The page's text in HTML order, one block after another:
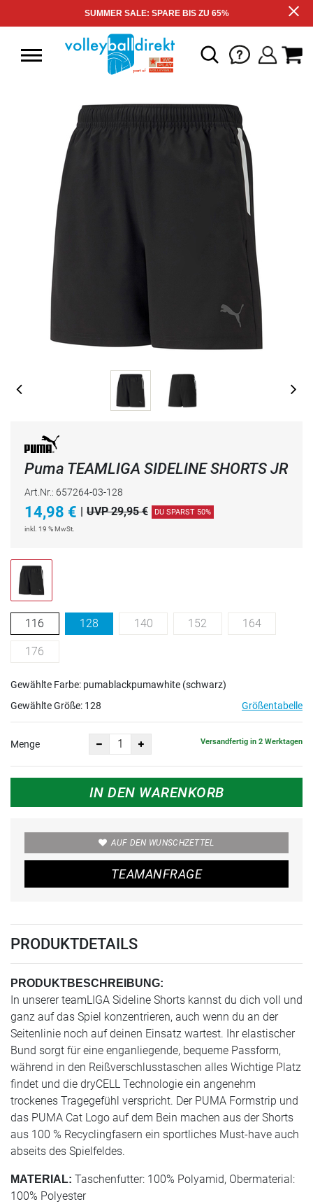
SUMMER SALE: SPARE BIS ZU 65%
Puma TEAMLIGA SIDELINE SHORTS JR
Art.Nr.: 657264-03-128
14,98 € UVP 29,95 € DU SPARST 50%
inkl. 19 % MwSt.
116 128 140 152 164
176
Gewählte Farbe: pumablackpumawhite (schwarz)
Gewählte Größe: 128 Größentabelle
Menge Versandfertig in 2 Werktagen
IN DEN WARENKORB
AUF DEN WUNSCHZETTEL
TEAMANFRAGE
PRODUKTDETAILS
PRODUKTBESCHREIBUNG:
In unserer teamLIGA Sideline Shorts kannst du dich voll und
ganz auf das Spiel konzentrieren, auch wenn du an der
Seitenlinie noch auf deinen Einsatz wartest. Ihr elastischer
Bund sorgt für eine enganliegende, bequeme Passform,
während in den Reißverschlusstaschen alles Wichtige Platz
findet und die dryCELL Technologie ein angenehm
trockenes Tragegefühl verspricht. Der PUMA Formstrip und
das PUMA Cat Logo auf dem Bein machen aus der Shorts
aus 100 % Recyclingfasern ein sportliches Must-have auch
abseits des Spielfeldes.
MATERIAL: Taschenfutter: 100% Polyamid, Obermaterial:
100% Polyester